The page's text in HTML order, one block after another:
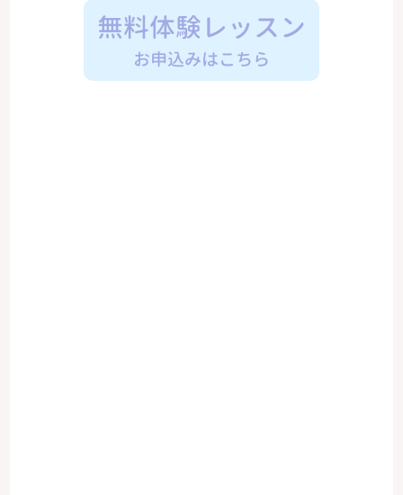
無料体験レッスン
お申込みはこちら